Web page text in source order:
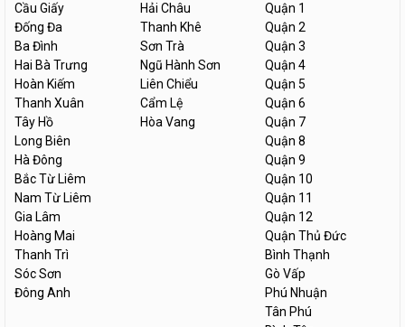
Cầu Giấy
Đống Đa
Ba Đình
Hai Bà Trưng
Hoàn Kiếm
Thanh Xuân
Tây Hồ
Long Biên
Hà Đông
Bắc Từ Liêm
Nam Từ Liêm
Gia Lâm
Hoàng Mai
Thanh Trì
Sóc Sơn
Đông Anh
Hải Châu
Thanh Khê
Sơn Trà
Ngũ Hành Sơn
Liên Chiểu
Cẩm Lệ
Hòa Vang
Quận 1
Quận 2
Quận 3
Quận 4
Quận 5
Quận 6
Quận 7
Quận 8
Quận 9
Quận 10
Quận 11
Quận 12
Quận Thủ Đức
Bình Thạnh
Gò Vấp
Phú Nhuận
Tân Phú